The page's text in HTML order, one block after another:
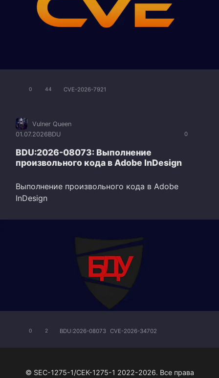
0 44 CVE-2026-7921
0
Vulner Queen
01.07.2026BDU
BDU:2026-08073: Выполнение
произвольного кода в Adobe InDesign
Выполнение произвольного кода в Adobe
InDesign
0 2 BDU:2026-08073 CVE-2026-34702
© SEC-1275-1/СЕК-1275-1 2022-2026. Все права